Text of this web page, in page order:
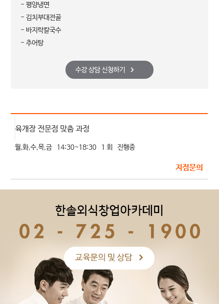
- 평양냉면
- 김치부대전골
- 바지락칼국수
- 추어탕
수강 상담 신청하기
육개장 전문점 맞춤 과정
월,화,수,목,금 14:30~18:30 1 회
지점문의
진행중